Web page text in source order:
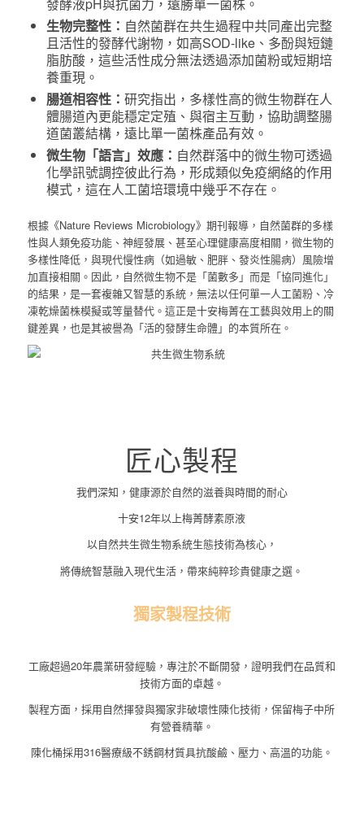
發酵液pH與抗菌力，遠勝單一菌株。
生物完整性： 自然菌群在共生過程中共同產出完整
且活性的發酵代謝物，如高SOD-like、多酚與短鏈
脂肪酸，這些活性成分無法透過添加菌粉或短期培
養重現。
腸道相容性： 研究指出，多樣性高的微生物群在人
體腸道內更能穩定定殖、與宿主互動，協助調整腸
道菌叢結構，遠比單一菌株產品有效。
微生物「語言」效應： 自然群落中的微生物可透過
化學訊號調控彼此行為，形成類似免疫網絡的作用
模式，這在人工菌培環境中幾乎不存在。
根據《Nature Reviews Microbiology》期刊報導，自然菌群的多樣
性與人類免疫功能、神經發展、甚至心理健康高度相關，微生物的
多樣性降低，與現代慢性病（如過敏、肥胖、發炎性腸病）風險增
加直接相關。因此，自然微生物不是「菌數多」而是「協同進化」
的結果，是一套複雜又智慧的系統，無法以任何單一人工菌粉、冷
凍乾燥菌株模擬或等量替代。這正是十安梅菁在工藝與效用上的關
鍵差異，也是其被譽為「活的發酵生命體」的本質所在。
匠心製程
我們深知，健康源於自然的滋養與時間的耐心
十安12年以上梅菁酵素原液
以自然共生微生物系統生態技術為核心，
將傳統智慧融入現代生活，帶來純粹珍貴健康之選。
獨家製程技術
工廠超過20年農業研發經驗，專注於不斷開發，證明我們在品質和
技術方面的卓越。
製程方面，採用自然揮發與獨家非破壞性陳化技術，保留梅子中所
有營養精華。
陳化桶採用316醫療級不銹鋼材質具抗酸鹼、壓力、高溫的功能。